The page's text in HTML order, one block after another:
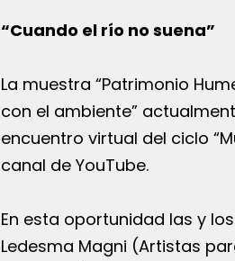
“Cuando el río no suena”
La muestra “Patrimonio
con el ambiente”
encuentro virtual del ciclo
canal de YouTube.
En esta oportunidad las y
Ledesma Magni (Artistas